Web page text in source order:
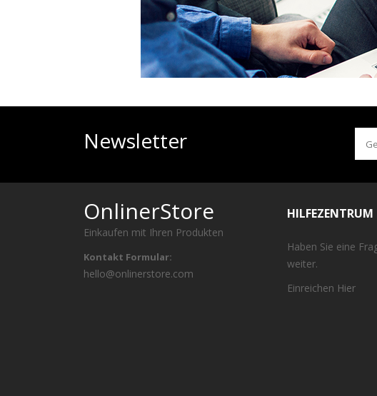
Newsletter
OnlinerStore
Einkaufen mit Ihren Produkten
Kontakt Formular:
hello@onlinerstore.com
HILFEZENTRUM
Haben Sie eine
weiter.
Einreichen Hier